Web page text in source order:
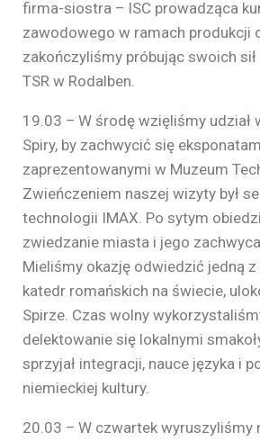
firma-siostra – ISC prowadząca
zawodowego w ramach produkcji
zakończyliśmy próbując swoich
TSR w Rodalben.
19.03 – W środę wzięliśmy
Spiry, by zachwycić się
zaprezentowanymi w Muzeum
Zwieńczeniem naszej wizyty był
technologii IMAX. Po sytym
zwiedzanie miasta i jego
Mieliśmy okazję odwiedzić jedną
katedr romańskich na świecie,
Spirze. Czas wolny
delektowanie się lokalnymi
sprzyjał integracji, nauce języka i
niemieckiej kultury.
20.03 – W czwartek wyruszyliśmy